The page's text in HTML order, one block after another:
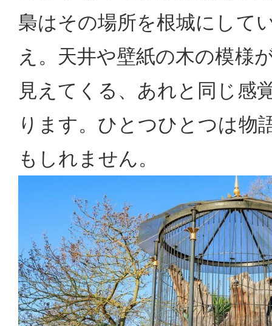
梟はその場所を根城にして
え。天井や壁紙の木の模様
見えてくる、あれと同じ感
ります。ひとつひとつは物
もしれません。